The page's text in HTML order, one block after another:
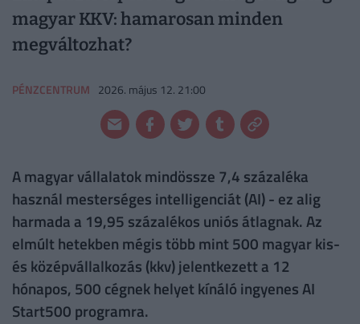
magyar KKV: hamarosan minden
megváltozhat?
PÉNZCENTRUM 2026. május 12. 21:00
A magyar vállalatok mindössze 7,4 százaléka
használ mesterséges intelligenciát (AI) - ez alig
harmada a 19,95 százalékos uniós átlagnak. Az
elmúlt hetekben mégis több mint 500 magyar kis-
és középvállalkozás (kkv) jelentkezett a 12
hónapos, 500 cégnek helyet kínáló ingyenes AI
Start500 programra.